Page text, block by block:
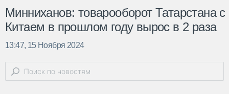
Минниханов: товарооборот Татарстана с
Китаем в прошлом году вырос в 2 раза
13:47, 15 Ноября 2024